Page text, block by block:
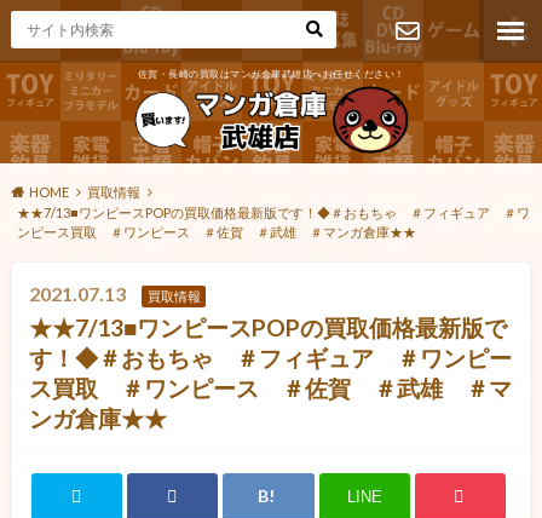
佐賀・長崎の買取はマンガ倉庫武雄店へお任せください！
お問い合わ
せ
HOME
買取情報
★★7/13■ワンピースPOPの買取価格最新版です！◆＃おもちゃ ＃フィギュア ＃ワ
ンピース買取 ＃ワンピース ＃佐賀 ＃武雄 ＃マンガ倉庫★★
2021.07.13 買取情報
★★7/13■ワンピースPOPの買取価格最新版で
す！◆＃おもちゃ ＃フィギュア ＃ワンピー
ス買取 ＃ワンピース ＃佐賀 ＃武雄 ＃マ
ンガ倉庫★★
LINE